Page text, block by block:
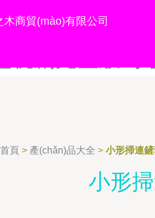
航网页-想要
小妈2免费
视剧完整版-
商貿(mào)有限公司
首頁 > 產(chǎn)品大全 > 小形掃連
小形